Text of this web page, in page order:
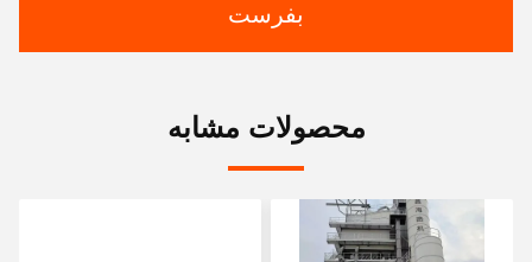
بفرست
محصولات مشابه